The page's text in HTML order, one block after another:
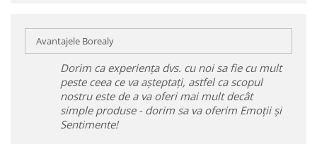
Avantajele Borealy
Dorim ca experiența dvs. cu noi sa fie cu mult
peste ceea ce va așteptați, astfel ca scopul
nostru este de a va oferi mai mult decât
simple produse - dorim sa va oferim Emoții și
Sentimente!